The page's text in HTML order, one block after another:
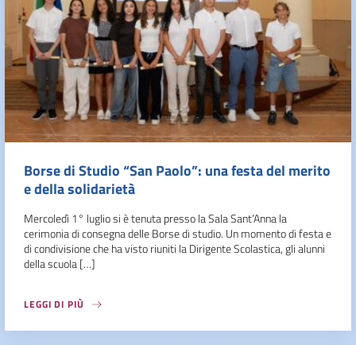
Borse di Studio “San Paolo”: una festa del merito
e della solidarietà
Mercoledì 1° luglio si è tenuta presso la Sala Sant’Anna la
cerimonia di consegna delle Borse di studio. Un momento di festa e
di condivisione che ha visto riuniti la Dirigente Scolastica, gli alunni
della scuola […]
LEGGI DI PIÙ